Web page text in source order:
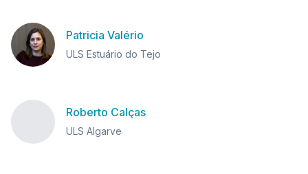
Patricia Valério
ULS Estuário do Tejo
Roberto Calças
ULS Algarve